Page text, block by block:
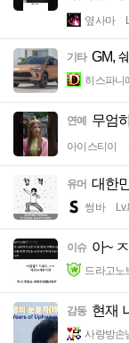
옆사마
기타 GM,
히스파니
연예 무엄
아이스티이
유머 대한
썽바
이슈 아~
드라고노
감동 현재
사랑방손